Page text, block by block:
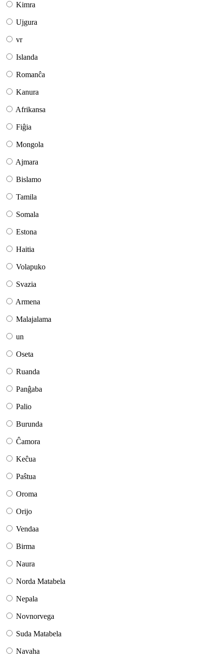
Kimra
Ujgura
vr
Islanda
Romanĉa
Kanura
Afrikansa
Fiĝia
Mongola
Ajmara
Bislamo
Tamila
Somala
Estona
Haitia
Volapuko
Svazia
Armena
Malajalama
un
Oseta
Ruanda
Panĝaba
Palio
Burunda
Ĉamora
Keĉua
Paŝtua
Oroma
Orijo
Vendaa
Birma
Naura
Norda Matabela
Nepala
Novnorvega
Suda Matabela
Navaha